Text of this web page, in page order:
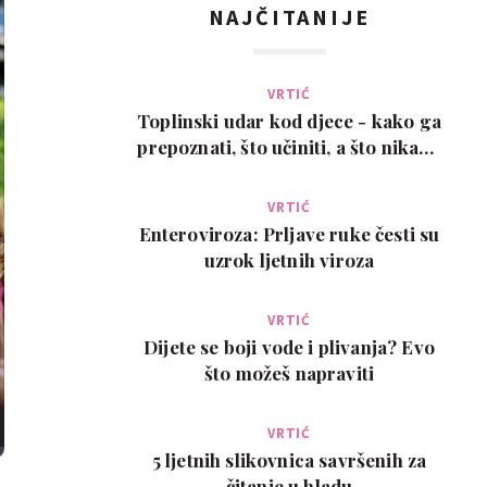
NAJČITANIJE
VRTIĆ
Toplinski udar kod djece - kako ga
prepoznati, što učiniti, a što nikako
VRTIĆ
Enteroviroza: Prljave ruke česti su
uzrok ljetnih viroza
VRTIĆ
Dijete se boji vode i plivanja? Evo
što možeš napraviti
VRTIĆ
5 ljetnih slikovnica savršenih za